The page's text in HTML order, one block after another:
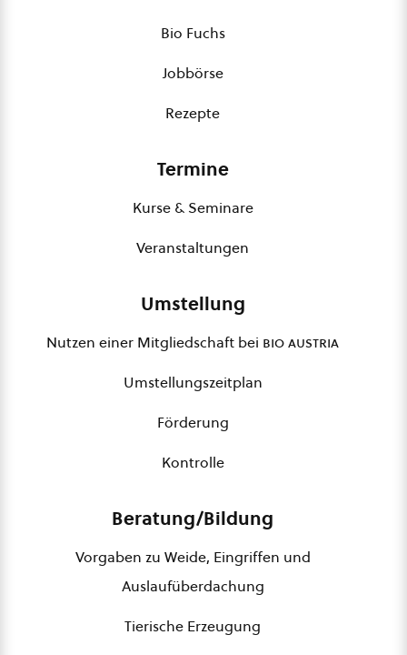
Bio Fuchs
Jobbörse
Rezepte
Termine
Kurse & Seminare
Veranstaltungen
Umstellung
Nutzen einer Mitgliedschaft bei bio austria
Umstellungszeitplan
Förderung
Kontrolle
Beratung/Bildung
Vorgaben zu Weide, Eingriffen und
Auslaufüberdachung
Tierische Erzeugung